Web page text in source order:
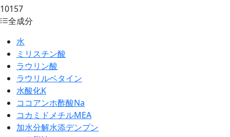
10157
全成分
水
ミリスチン酸
ラウリン酸
ラウリルベタイン
水酸化K
ココアンホ酢酸Na
コカミドメチルMEA
加水分解水添デンプン